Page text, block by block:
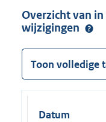
Overzicht van
wijzigingen
Toon volledige
Datum